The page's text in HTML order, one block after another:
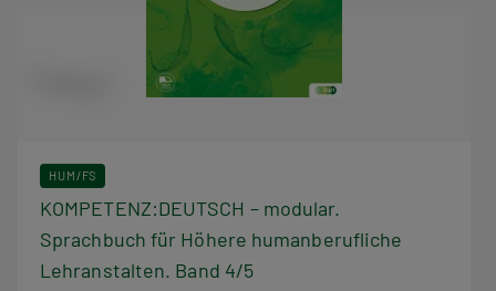
HUM/FS
KOMPETENZ:DEUTSCH – modular.
Sprachbuch für Höhere humanberufliche
Lehranstalten. Band 4/5